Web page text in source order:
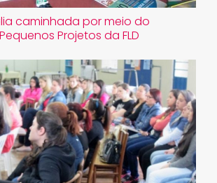
caminhada por meio do
Projetos da FLD